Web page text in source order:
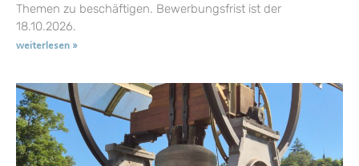
Themen zu beschäftigen. Bewerbungsfrist ist der
18.10.2026.
weiterlesen »